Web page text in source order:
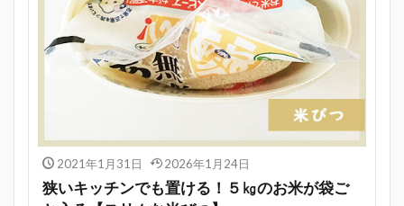
2021年1月31日 2026年1月24日
狭いキッチンでも置ける！５㎏のお米が袋ご